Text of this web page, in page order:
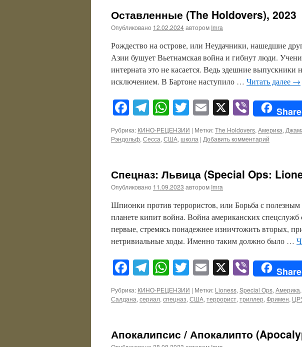
Оставленные (The Holdovers), 2023
Опубликовано 12.02.2024автором Imra
Рождество на острове, или Неудачники, нашедшие
Азии бушует Вьетнамская война и гибнут люди.
интерната это не касается. Ведь здешние
исключением. В Бартоне наступило … Читать далее →
Facebook
Telegram
WhatsApp
Twitter
Email
X ViberShare
Рубрика: КИНО-РЕЦЕНЗИИ | Метки:The Holdovers, Америка,
Рэндольф, Сесса, США, школа | Добавить комментарий
Спецназ: Львица (Special Ops:
Опубликовано 11.09.2023 автором Imra
Шпионки против террористов, или Борьба с
планете кипит война. Война американских
первые, стремясь понадежнее изничтожить вторых,
нетривиальные ходы. Именно таким должно было …
Facebook
Telegram
WhatsApp
Twitter
Email
X ViberShare
Рубрика: КИНО-РЕЦЕНЗИИ | Метки: Lioness, Special Ops, Америка,
Салдана, сериал, спецназ, США, террорист, триллер, Фримен,
Апокалипсис / Апокалипто